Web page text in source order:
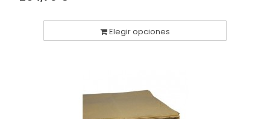
Elegir opciones